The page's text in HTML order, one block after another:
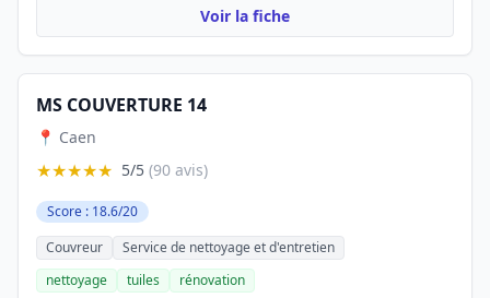
Voir la fiche
MS COUVERTURE 14
📍 Caen
★★★★★ 5/5 (90 avis)
Score : 18.6/20
Couvreur
Service de nettoyage et d'entretien
nettoyage
tuiles rénovation